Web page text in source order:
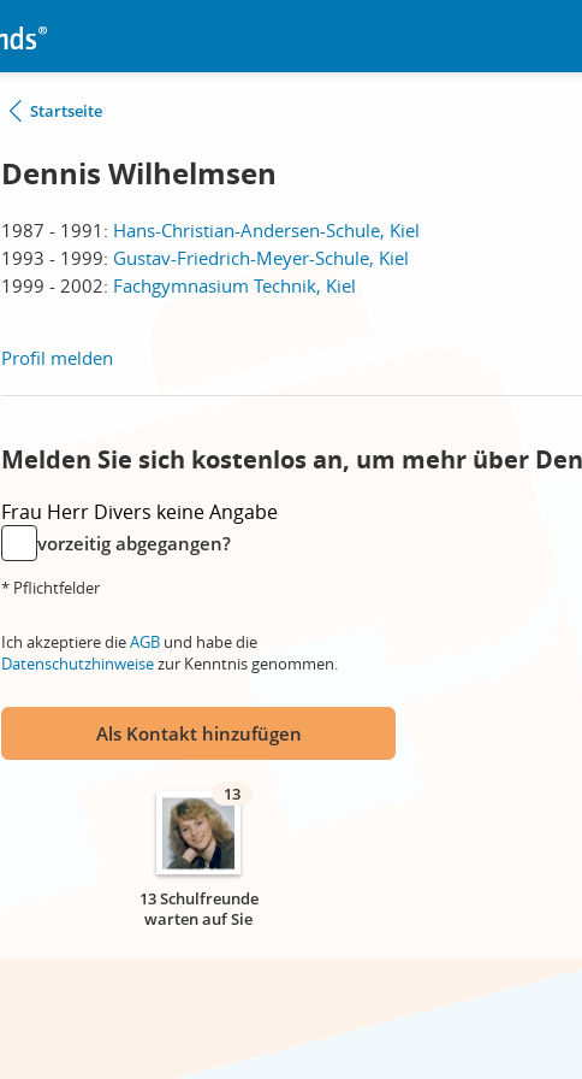
Startseite
Dennis Wilhelmsen
1987 - 1991: Hans-Christian-Andersen-Schule, Kiel
1993 - 1999: Gustav-Friedrich-Meyer-Schule, Kiel
1999 - 2002: Fachgymnasium Technik, Kiel
Profil melden
Melden Sie sich kostenlos an, um mehr über
Frau Herr Divers keine Angabe
vorzeitig abgegangen?
* Pflichtfelder
Ich akzeptiere dieAGB und habe die
Datenschutzhinweisezur Kenntnis genommen.
Als Kontakt hinzufügen
13
13 Schulfreunde
warten auf Sie